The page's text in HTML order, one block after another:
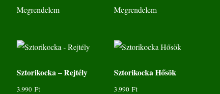
Megrendelem Megrendelem
Sztorikocka – Rejtély
3.990Ft
Sztorikocka Hősök
3.990 Ft